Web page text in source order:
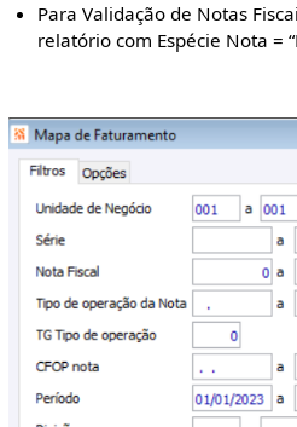
Para Validação de Notas
relatório com Espécie Nota =